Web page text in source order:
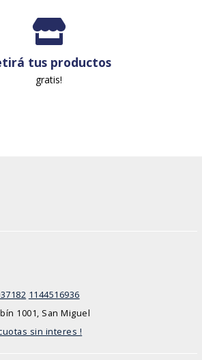
tus productos
gratis!
1144516936
1001, San Miguel
sin interes !